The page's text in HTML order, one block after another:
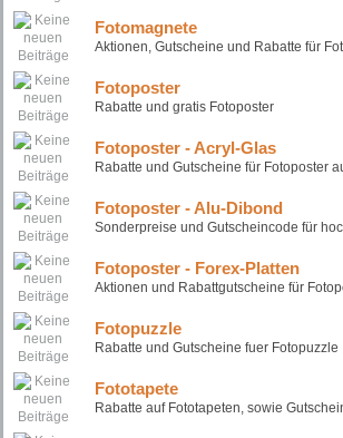
Fotomagnete
Aktionen, Gutscheine und Rabatte für
Fotoposter
Rabatte und gratis Fotoposter
Fotoposter - Acryl-Glas
Rabatte und Gutscheine für Fotoposter
Fotoposter - Alu-Dibond
Sonderpreise und Gutscheincode für
Fotoposter - Forex-Platten
Aktionen und Rabattgutscheine für
Fotopuzzle
Rabatte und Gutscheine fuer Fotopuzzle
Fototapete
Rabatte auf Fototapeten, sowie